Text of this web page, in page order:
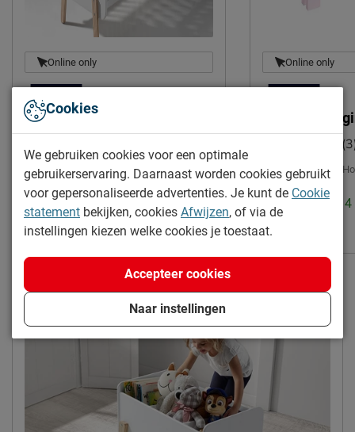
Online only
Babyledikant Kiddy
|
Montage: niet inbegrepen
Levertijd: 2 tot 4 weken
265.-
Online only
Breedte: 90 cm
Levertijd: 2 tot
30.-
Cookies
We gebruiken cookies voor een optimale
gebruikerservaring. Daarnaast worden cookies gebruikt
voor gepersonaliseerde advertenties. Je kunt de Cookie
statement bekijken, cookies Afwijzen, of via de
instellingen kiezen welke cookies je toestaat.
Naar instellingen
Accepteer cookies